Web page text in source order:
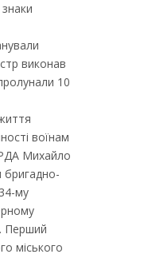
виконав
10
воїнам
РДА Михайло
бригадно-
му
Перший
міського